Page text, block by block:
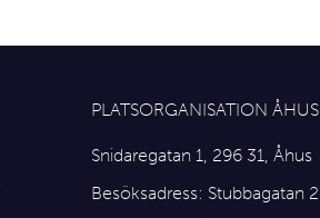
PLATSORGANISATION ÅHUS
Snidaregatan 1, 296 31, Åhus
Besöksadress: Stubbagatan 2